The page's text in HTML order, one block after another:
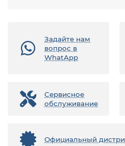
Задайте нам
вопрос в
WhatApp
Сервисное
обслуживание
Официальный